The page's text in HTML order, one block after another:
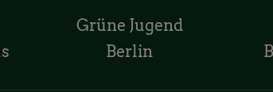
Grüne Jugend
Berlin